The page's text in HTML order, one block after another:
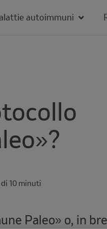
autoimmuni
10 minuti
Paleo» o, in